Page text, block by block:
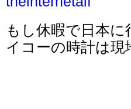
もし休暇で日本
イコーの時計は